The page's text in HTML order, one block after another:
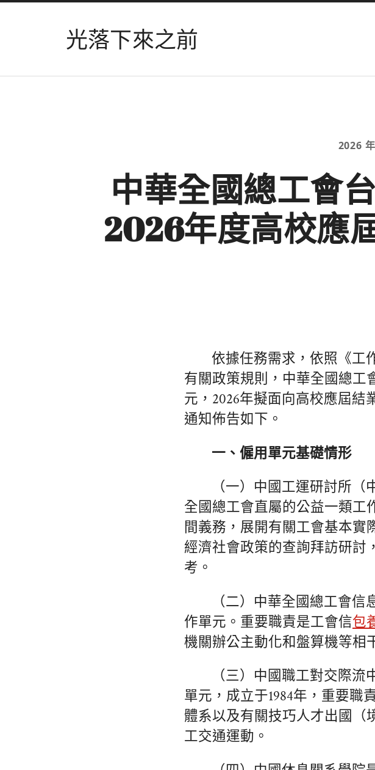
光落下來之前
2026
中華全國總工會
2026年度高校應
依據任務需求，依照《工
有關政策規則，中華全國總工
元，2026年擬面向高校應屆
通知佈告如下。
一、僱用單元基礎情形
（一）中國工運研討所
全國總工會直屬的公益一類工
間義務，展開有關工會基本實
經濟社會政策的查詢拜訪研討
考。
（二）中華全國總工會
作單元。重要職責是工會信包
機關辦公主動化和盤算機等相
（三）中國職工對交際
單元，成立于1984年，重要職
體系以及有關技巧人才出國（
工交通運動。